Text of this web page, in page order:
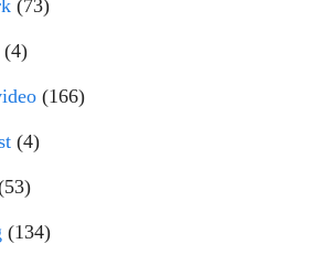
(73)
(4)
(166)
(4)
(134)